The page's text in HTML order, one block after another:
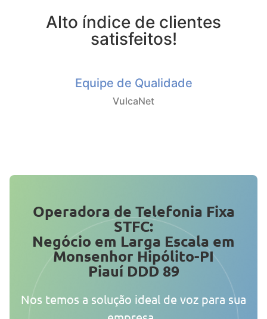
Alto índice de clientes
satisfeitos!
Equipe de Qualidade
VulcaNet
Operadora de Telefonia Fixa
STFC:
Negócio em Larga Escala em
Monsenhor Hipólito-PI
Piauí DDD 89
Nos temos a solução ideal de voz para sua